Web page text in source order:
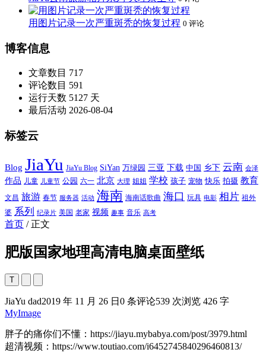
用图片记录一次严重斑秃的恢复过程 0 评论
博客信息
文章数目 717
评论数目 591
运行天数 5127 天
最后活动 2026-08-04
标签云
Blog JiaYu JiaYu Blog SiYan 万绿园 三亚 下载 中国 乡下 云南 会泽
作品 儿童 儿童节 公园 六一 北京 大理 姐姐 学校 孩子 宠物 快乐 拍摄 教育
文昌 旅游 春节 服务器 活动 海南 海南话歌曲 海口 玩具 电影 相片 祖外
婆 系列 纪录片 美国 老家 视频 趣事 音乐 高考
首页 / 正文
肥版国家地理高清电脑桌面壁纸
T
JiaYu dad2019 年 11 月 26 日 0 条评论539 次浏览 426 字
MyImage
胖子的痛你们不懂：https://jiayu.mybabya.com/post/3979.html
超清视频：https://www.toutiao.com/i6452745840296460813/